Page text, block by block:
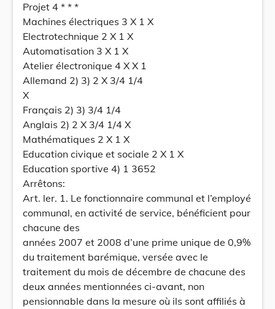
Projet 4 * * *
Machines électriques 3 X 1 X
Electrotechnique 2 X 1 X
Automatisation 3 X 1 X
Atelier électronique 4 X X 1
Allemand 2) 3) 2 X 3/4 1/4
X
Français 2) 3) 3/4 1/4
Anglais 2) 2 X 3/4 1/4 X
Mathématiques 2 X 1 X
Education civique et sociale 2 X 1 X
Education sportive 4) 1 3652
Arrêtons:
Art. ler. 1. Le fonctionnaire communal et l’employé
communal, en activité de service, bénéficient pour
chacune des
années 2007 et 2008 d’une prime unique de 0,9%
du traitement barémique, versée avec le
traitement du mois de décembre de chacune des
deux années mentionnées ci-avant, non
pensionnable dans la mesure où ils sont affiliés à